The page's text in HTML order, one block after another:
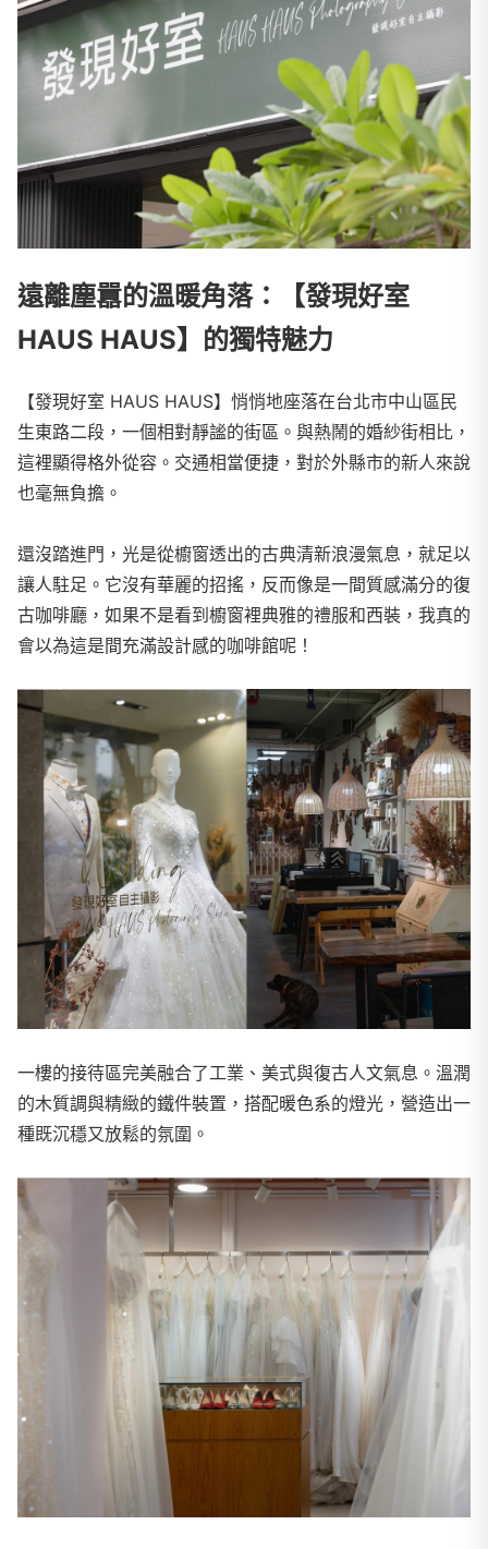
遠離塵囂的溫暖角落：【發現好室
HAUS HAUS】的獨特魅力
【發現好室 HAUS HAUS】悄悄地座落在台北市中山區民
生東路二段，一個相對靜謐的街區。與熱鬧的婚紗街相比，
這裡顯得格外從容。交通相當便捷，對於外縣市的新人來說
也毫無負擔。
還沒踏進門，光是從櫥窗透出的古典清新浪漫氣息，就足以
讓人駐足。它沒有華麗的招搖，反而像是一間質感滿分的復
古咖啡廳，如果不是看到櫥窗裡典雅的禮服和西裝，我真的
會以為這是間充滿設計感的咖啡館呢！
一樓的接待區完美融合了工業、美式與復古人文氣息。溫潤
的木質調與精緻的鐵件裝置，搭配暖色系的燈光，營造出一
種既沉穩又放鬆的氛圍。